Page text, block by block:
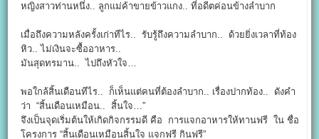
หญิงสาวท่านหนึ่ง.. ลูกแม่ค้าขายข้าวแกง.. ที่อดีตค่อนข้างลำบาก
เมื่อถึงความหลังครั้งเก่าทีไร.. รับรู้ถึงความลำบาก.. ด้วยยิ่งเวลาที่ท้อง
หิว.. ไม่เงินจะซื้ออาหาร..
มันสุดทรมาน.. ไปถึงหัวใจ…
พอใกล้สิ้นเดือนทีไร.. ก็เห็นแต่คนที่ต้องลำบาก.. เรื่องปากท้อง.. ดังคำ
ว่า “สิ้นเดือนเหมือน.. สิ้นใจ…”
จึงเป็นจุดเริ่มต้นให้เกิดกิจกรรมดี คือ การแจกอาหารให้ทานฟรี ใน ชื่อ
โครงการ “สิ้นเดือนเหมือนสิ้นใจ แจกฟรี กินฟรี”